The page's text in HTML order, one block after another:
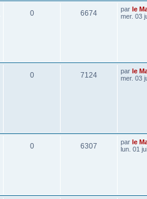
0 6674 par le
mer. 03
0 7124 par le
mer. 03
0 6307 par le
lun. 01